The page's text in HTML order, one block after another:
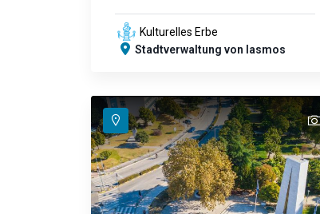
Kulturelles Erbe
Stadtverwaltung von Iasmos